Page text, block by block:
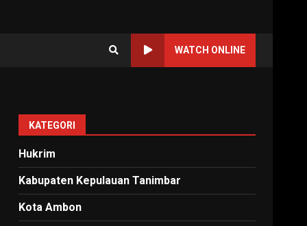
WATCH ONLINE
KATEGORI
Hukrim
Kabupaten Kepulauan Tanimbar
Kota Ambon